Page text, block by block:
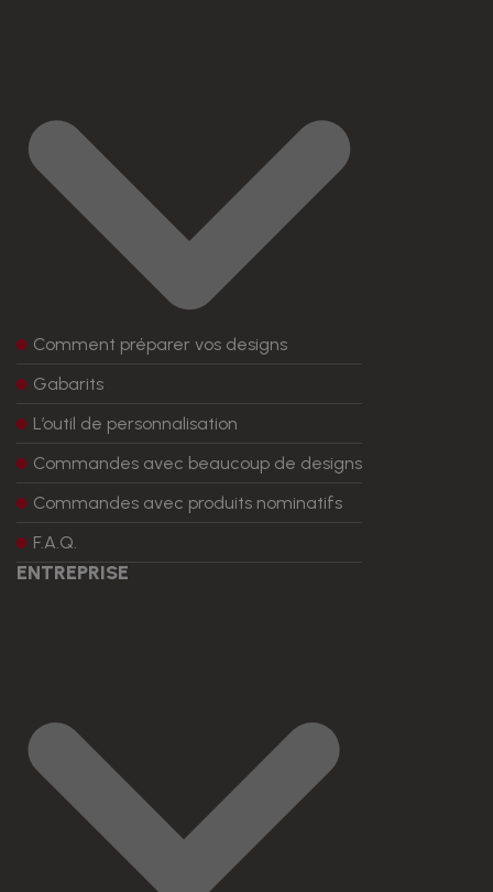
Comment préparer vos designs
Gabarits
L’outil de personnalisation
Commandes avec beaucoup de designs
Commandes avec produits nominatifs
F.A.Q.
ENTREPRISE